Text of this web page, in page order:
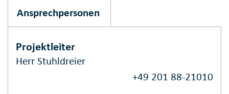
Ansprechpersonen
Projektleiter
Herr Stuhldreier
+49 201 88-21010